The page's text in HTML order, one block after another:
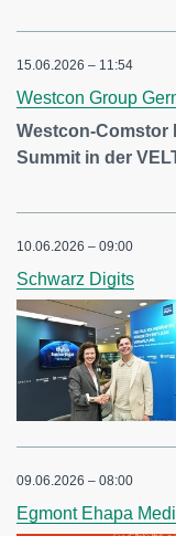
15.06.2026 – 11:54
Westcon Group
Westcon-Comstor
Summit in der
10.06.2026 – 09:00
Schwarz Digits
09.06.2026 – 08:00
Egmont Ehapa